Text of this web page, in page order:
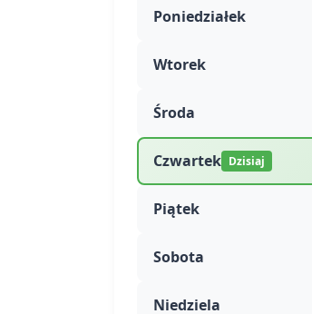
Poniedziałek
Wtorek
Środa
Czwartek Dzisiaj
Piątek
Sobota
Niedziela